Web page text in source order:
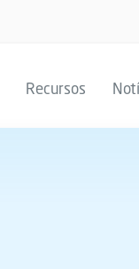
Recursos